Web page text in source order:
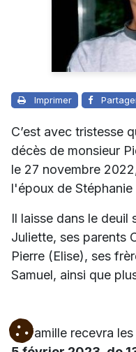
Imprimer
C’est avec tristesse
décès de monsieur
le 27 novembre
l'époux de Stéphanie
Il laisse dans le deuil
Juliette, ses parents
Pierre (Elise), ses
Samuel, ainsi que
La famille recevra